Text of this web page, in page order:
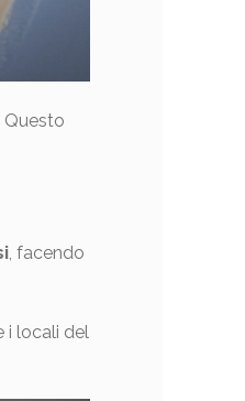
Questo
, facendo
i locali del